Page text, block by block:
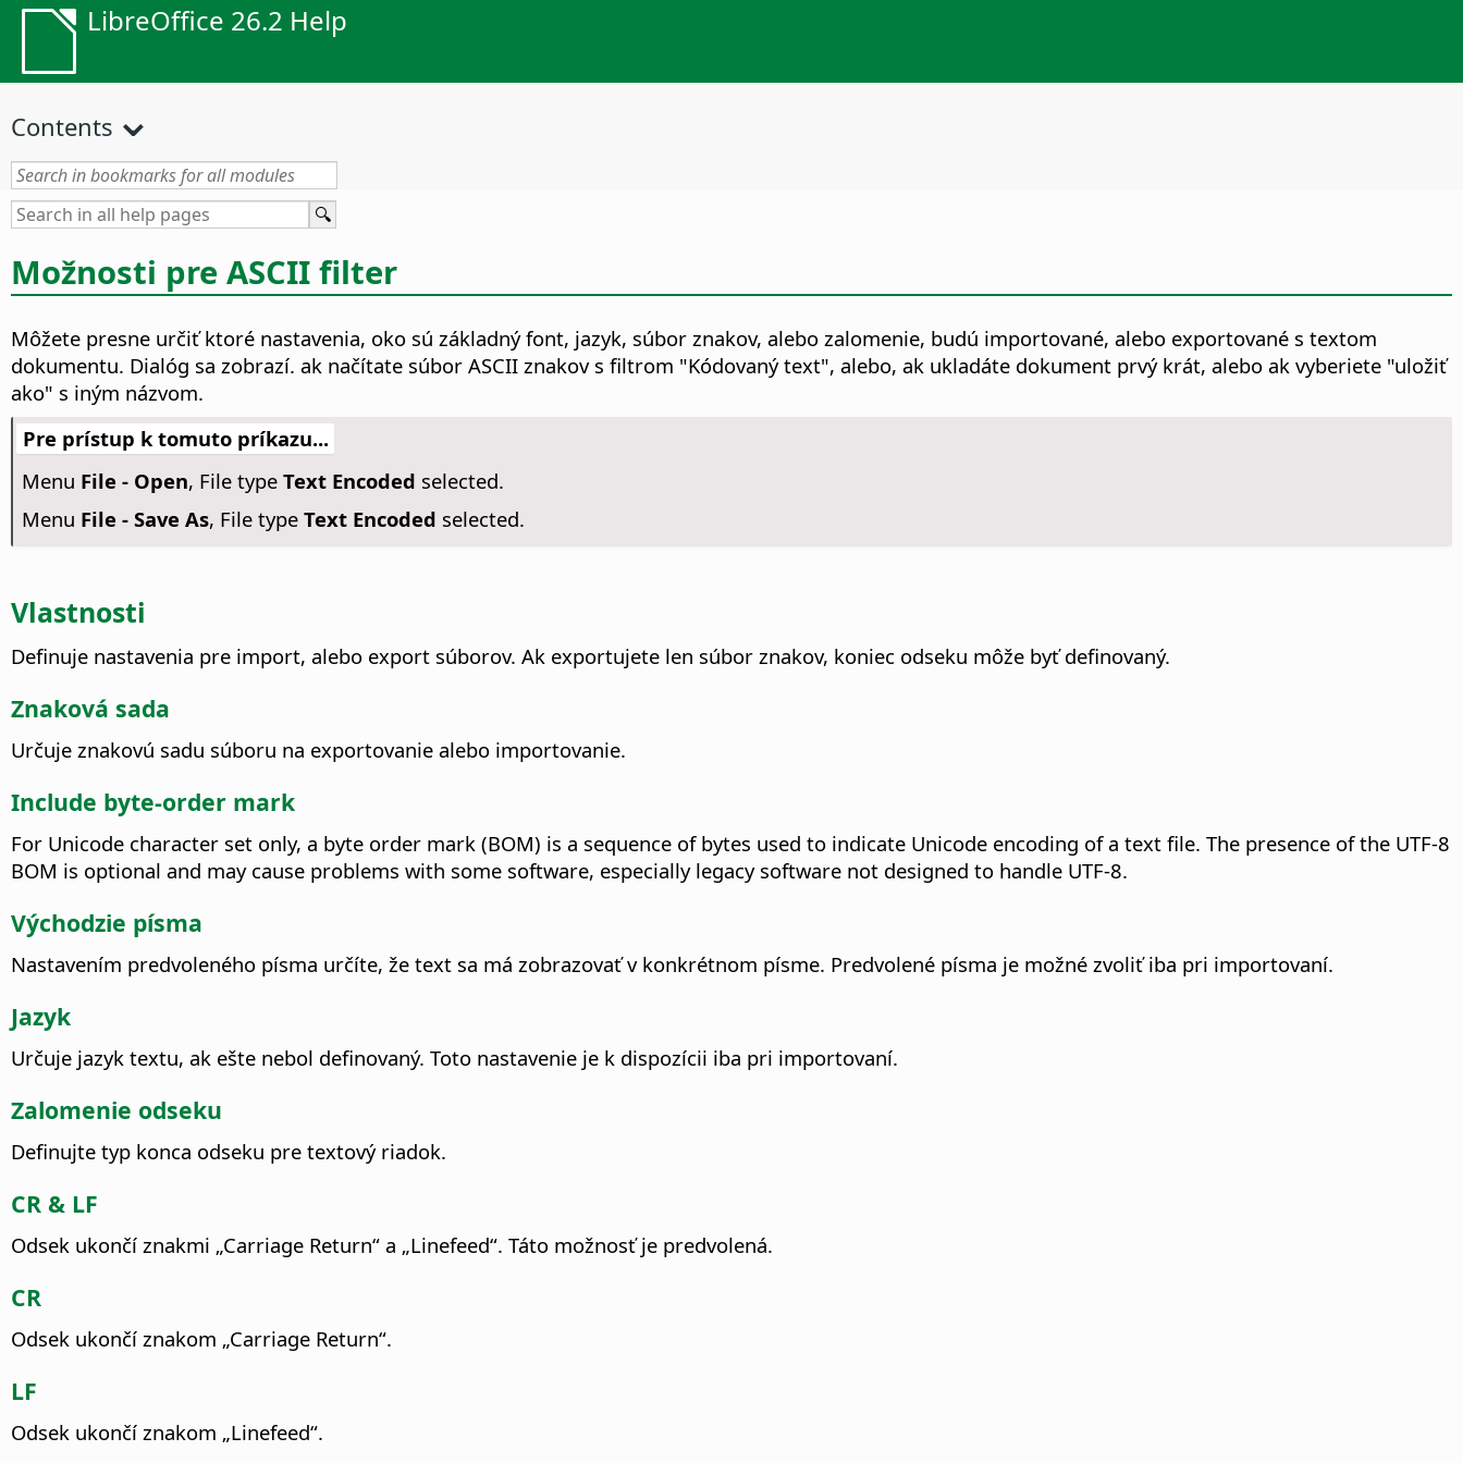
LibreOffice 26.2 Help
Contents
Možnosti pre ASCII filter
Môžete presne určiť ktoré nastavenia, oko sú základný font, jazyk, súbor znakov, alebo zalomenie, budú importované, alebo exportované s textom
dokumentu. Dialóg sa zobrazí. ak načítate súbor ASCII znakov s filtrom "Kódovaný text", alebo, ak ukladáte dokument prvý krát, alebo ak vyberiete "uložiť
ako" s iným názvom.
Pre prístup k tomuto príkazu...
Menu File - Open, File type Text Encoded selected.
Menu File - Save As, File type Text Encoded selected.
Vlastnosti
Definuje nastavenia pre import, alebo export súborov. Ak exportujete len súbor znakov, koniec odseku môže byť definovaný.
Znaková sada
Určuje znakovú sadu súboru na exportovanie alebo importovanie.
Include byte-order mark
For Unicode character set only, a byte order mark (BOM) is a sequence of bytes used to indicate Unicode encoding of a text file. The presence of the UTF-8
BOM is optional and may cause problems with some software, especially legacy software not designed to handle UTF-8.
Východzie písma
Nastavením predvoleného písma určíte, že text sa má zobrazovať v konkrétnom písme. Predvolené písma je možné zvoliť iba pri importovaní.
Jazyk
Určuje jazyk textu, ak ešte nebol definovaný. Toto nastavenie je k dispozícii iba pri importovaní.
Zalomenie odseku
Definujte typ konca odseku pre textový riadok.
CR & LF
Odsek ukončí znakmi „Carriage Return“ a „Linefeed“. Táto možnosť je predvolená.
CR
Odsek ukončí znakom „Carriage Return“.
LF
Odsek ukončí znakom „Linefeed“.